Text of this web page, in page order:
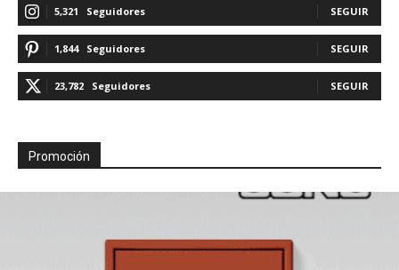
5,321 Seguidores SEGUIR
1,844 Seguidores SEGUIR
23,782 Seguidores SEGUIR
Promoción